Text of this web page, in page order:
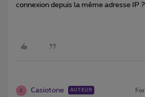
connexion depuis la même adresse IP ?
C Casiotone AUTEUR